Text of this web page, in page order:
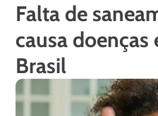
Falta de
causa
Brasil